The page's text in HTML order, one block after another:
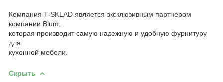
Компания T-SKLAD является эксклюзивным партнером
компании Blum,
которая производит самую надежную и удобную фурнитуру
для
кухонной мебели.
Скрыть